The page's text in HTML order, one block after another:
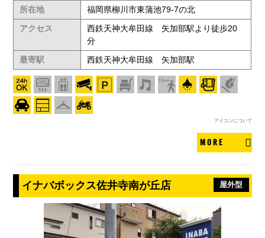
所在地
福岡県柳川市東蒲池79-7の北
アクセス
西鉄天神大牟田線 矢加部駅より徒歩20
分
最寄駅
西鉄天神大牟田線 矢加部駅
アイコンについて
MORE
イナバボックス佐井寺南が丘店 屋外型